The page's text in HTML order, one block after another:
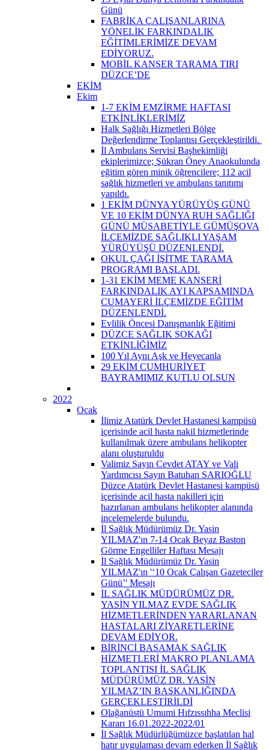
Günü
FABRİKA ÇALIŞANLARINA
YÖNELİK FARKINDALIK
EĞİTİMLERİMİZE DEVAM
EDİYORUZ.
MOBİL KANSER TARAMA TIRI
DÜZCE’DE
EKİM
Ekim
1-7 EKİM EMZİRME HAFTASI
ETKİNLİKLERİMİZ
Halk Sağlığı Hizmetleri Bölge
Değerlendirme Toplantısı Gerçekleştirildi. ​
İl Ambulans Servisi Başhekimliği
ekiplerimizce; Şükran Öney Anaokulunda
eğitim gören minik öğrencilere; 112 acil
sağlık hizmetleri ve ambulans tanıtımı
yapıldı.
1 EKİM DÜNYA YÜRÜYÜŞ GÜNÜ
VE 10 EKİM DÜNYA RUH SAĞLIĞI
GÜNÜ MÜSABETİYLE GÜMÜŞOVA
İLÇEMİZDE SAĞLIKLI YAŞAM
YÜRÜYÜŞÜ DÜZENLENDİ.
OKUL ÇAĞI İŞİTME TARAMA
PROGRAMI BAŞLADI.
1-31 EKİM MEME KANSERİ
FARKINDALIK AYI KAPSAMINDA
CUMAYERİ İLÇEMİZDE EĞİTİM
DÜZENLENDİ.
Evlilik Öncesi Danışmanlık Eğitimi
DÜZCE SAĞLIK SOKAĞI
ETKİNLİĞİMİZ
100 Yıl Aynı Aşk ve Heyecanla
29 EKİM CUMHURİYET
BAYRAMIMIZ KUTLU OLSUN
2022
Ocak
İlimiz Atatürk Devlet Hastanesi kampüsü
içerisinde acil hasta nakil hizmetlerinde
kullanılmak üzere ambulans helikopter
alanı oluşturuldu
Valimiz Sayın Cevdet ATAY ve Vali
Yardımcısı Sayın Batuhan SARIOĞLU
Düzce Atatürk Devlet Hastanesi kampüsü
içerisinde acil hasta nakilleri için
hazırlanan ambulans helikopter alanında
incelemelerde bulundu.
İl Sağlık Müdürümüz Dr. Yasin
YILMAZ'ın 7-14 Ocak Beyaz Baston
Görme Engelliler Haftası Mesajı
İl Sağlık Müdürümüz Dr. Yasin
YILMAZ'ın '‘10 Ocak Çalışan Gazeteciler
Günü’' Mesajı
İL SAĞLIK MÜDÜRÜMÜZ DR.
YASİN YILMAZ EVDE SAĞLIK
HİZMETLERİNDEN YARARLANAN
HASTALARI ZİYARETLERİNE
DEVAM EDİYOR.
BİRİNCİ BASAMAK SAĞLIK
HİZMETLERİ MAKRO PLANLAMA
TOPLANTISI İL SAĞLIK
MÜDÜRÜMÜZ DR. YASİN
YILMAZ’IN BAŞKANLIĞINDA
GERÇEKLEŞTİRİLDİ
Olağanüstü Umumi Hıfzıssıhha Meclisi
Kararı 16.01.2022-2022/01
İl Sağlık Müdürlüğümüzce başlatılan hal
hatır uygulaması devam ederken İl Sağlık